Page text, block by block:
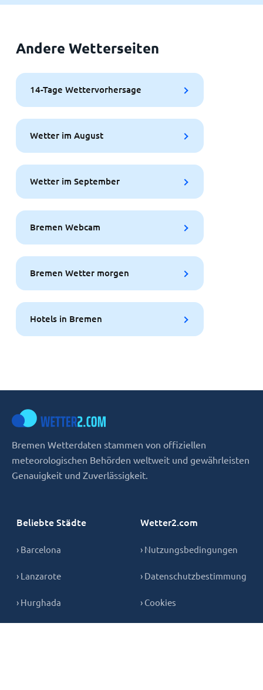
Andere Wetterseiten
14-Tage Wettervorhersage
Wetter im August
Wetter im September
Bremen Webcam
Bremen Wetter morgen
Hotels in Bremen
Bremen Wetterdaten stammen von offiziellen
meteorologischen Behörden weltweit und gewährleisten
Genauigkeit und Zuverlässigkeit.
Beliebte Städte
› Barcelona
› Lanzarote
› Hurghada
Wetter2.com
› Nutzungsbedingungen
› Datenschutzbestimmung
› Cookies